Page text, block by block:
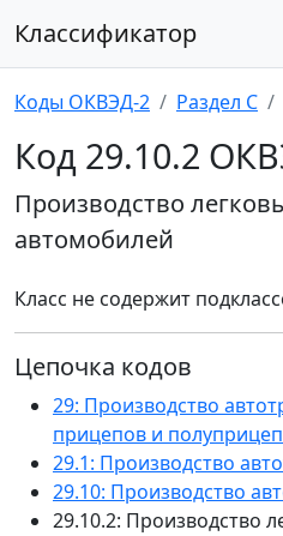
Классификатор
Коды ОКВЭД-2 Раздел C
Код 29.10.2
Производство
автомобилей
Класс не содержит
Цепочка кодов
29: Производство
прицепов и
29.1: Производство
29.10: Производство
29.10.2: Производство